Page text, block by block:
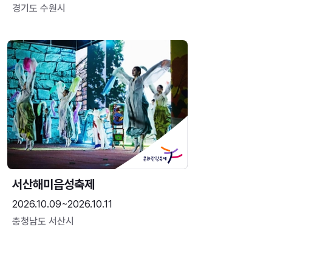
경기도 수원시
서산해미읍성축제
2026.10.09~2026.10.11
충청남도 서산시